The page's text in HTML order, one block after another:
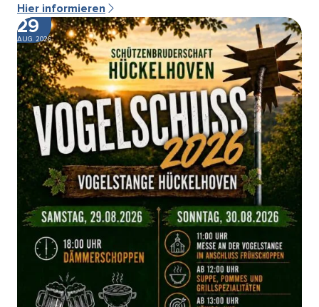
Hier informieren
29
AUG. 2026